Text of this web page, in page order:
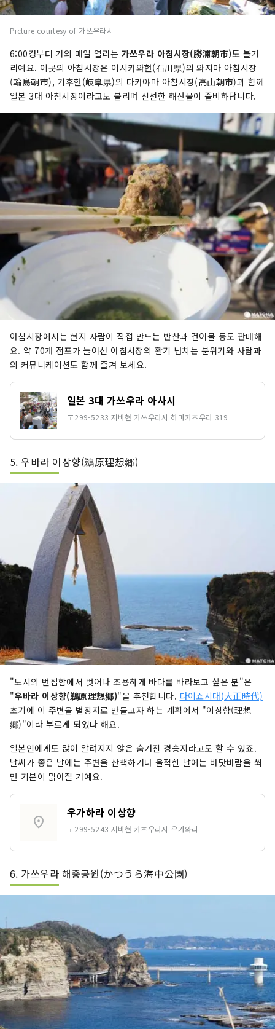
Picture courtesy of 가쓰우라시
6:00경부터 거의 매일 열리는 가쓰우라 아침시장(勝浦朝市)도 볼거
리예요. 이곳의 아침시장은 이시카와현(石川県)의 와지마 아침시장
(輪島朝市), 기후현(岐阜県)의 다카야마 아침시장(高山朝市)과 함께
일본 3대 아침시장이라고도 불리며 신선한 해산물이 즐비하답니다.
아침시장에서는 현지 사람이 직접 만드는 반찬과 건어물 등도 판매해
요. 약 70개 점포가 늘어선 아침시장의 활기 넘치는 분위기와 사람과
의 커뮤니케이션도 함께 즐겨 보세요.
일본 3대 가쓰우라 아사시
〒299-5233 지바현 가쓰우라시 하마카츠우라 319
5. 우바라 이상향(鵜原理想郷)
"도시의 번잡함에서 벗어나 조용하게 바다를 바라보고 싶은 분"은
"우바라 이상향(鵜原理想郷)"을 추천합니다. 다이쇼시대(大正時代)
초기에 이 주변을 별장지로 만들고자 하는 계획에서 "이상향(理想
郷)"이라 부르게 되었다 해요.
일본인에게도 많이 알려지지 않은 숨겨진 경승지라고도 할 수 있죠.
날씨가 좋은 날에는 주변을 산책하거나 울적한 날에는 바닷바람을 쐬
면 기분이 맑아질 거예요.
location_on
우가하라 이상향
〒299-5243 지바현 카츠우라시 우가와라
6. 가쓰우라 해중공원(かつうら海中公園)